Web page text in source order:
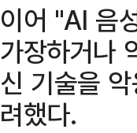
이어 "AI 음
가장하거나
신 기술을
려했다.